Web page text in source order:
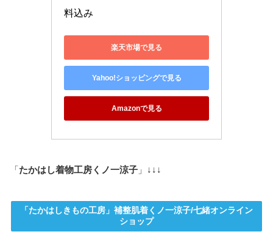
料込み
楽天市場で見る
Yahoo!ショッピングで見る
Amazonで見る
「たかはし着物工房くノ一涼子 」↓↓↓
「たかはしきもの工房」補整肌着くノ一涼子/七緒オンライン
ショップ